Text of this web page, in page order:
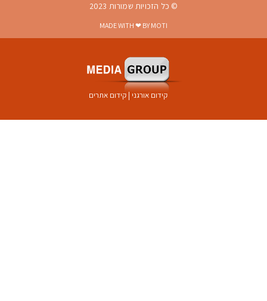
© כל הזכויות שמורות 2023
MADE WITH ❤ BY MOTI
קידום אורגני | קידום אתרים